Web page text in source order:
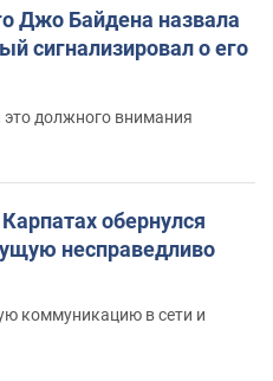
Джо Байдена назвала
сигнализировал о его
должного внимания
обернулся
несправедливо
коммуникацию в сети и